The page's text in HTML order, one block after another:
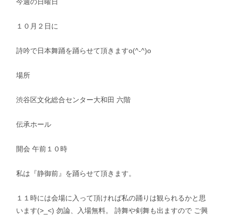
１０月２日に
詩吟で日本舞踊を踊らせて頂きますo(^-^)o
場所
渋谷区文化総合センター大和田 六階
伝承ホール
開会 午前１０時
私は『静御前』を踊らせて頂きます。
１１時には会場に入って頂ければ私の踊りは観られるかと思
います(>_<) 勿論、入場無料。 詩舞や剣舞も出ますので ご興